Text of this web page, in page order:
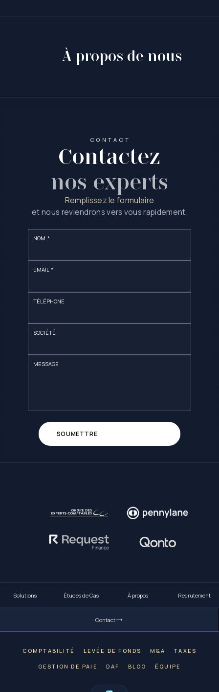
À propos de nous
CONTACT
Contactez
nos experts
Remplissez le formulaire
et nous reviendrons vers vous rapidement.
NOM *
EMAIL *
TÉLÉPHONE
SOCIÉTÉ
MESSAGE
Solutions Études de Cas À propos Recrutement
Contact
COMPTABILITÉ LEVÉE DE FONDS M&A TAXES
GESTION DE PAIE DAF BLOG ÉQUIPE